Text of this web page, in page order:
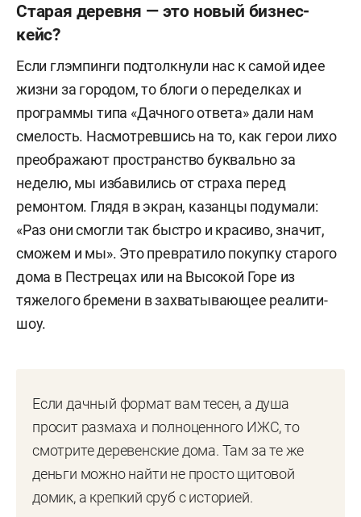
Старая деревня — это новый бизнес-
кейс?
Если глэмпинги подтолкнули нас к самой идее
жизни за городом, то блоги о переделках и
программы типа «Дачного ответа» дали нам
смелость. Насмотревшись на то, как герои лихо
преображают пространство буквально за
неделю, мы избавились от страха перед
ремонтом. Глядя в экран, казанцы подумали:
«Раз они смогли так быстро и красиво, значит,
сможем и мы». Это превратило покупку старого
дома в Пестрецах или на Высокой Горе из
тяжелого бремени в захватывающее реалити-
шоу.
Если дачный формат вам тесен, а душа
просит размаха и полноценного ИЖС, то
смотрите деревенские дома. Там за те же
деньги можно найти не просто щитовой
домик, а крепкий сруб с историей.